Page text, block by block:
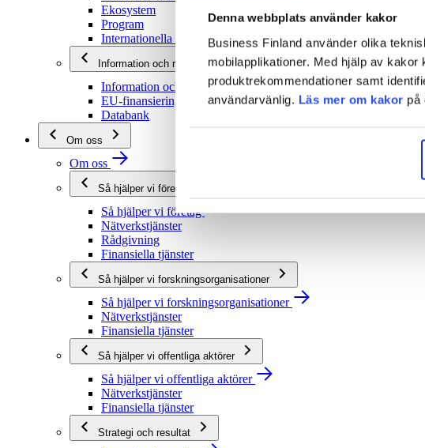
Denna webbplats använder kakor
Business Finland använder olika
mobilapplikationer. Med hjälp av
produktrekommendationer samt
användarvänlig. Läs mer om kakor på
Ekosystem
Program
Internationella program och nätverk
Information och rådgivning
Information och rådgivning
EU-finansieringsrådgivning
Databank
Om oss
Om oss
Så hjälper vi företag
Så hjälper vi företag
Nätverkstjänster
Rådgivning
Finansiella tjänster
Så hjälper vi forskningsorganisationer
Så hjälper vi forskningsorganisationer
Nätverkstjänster
Finansiella tjänster
Så hjälper vi offentliga aktörer
Så hjälper vi offentliga aktörer
Nätverkstjänster
Finansiella tjänster
Strategi och resultat